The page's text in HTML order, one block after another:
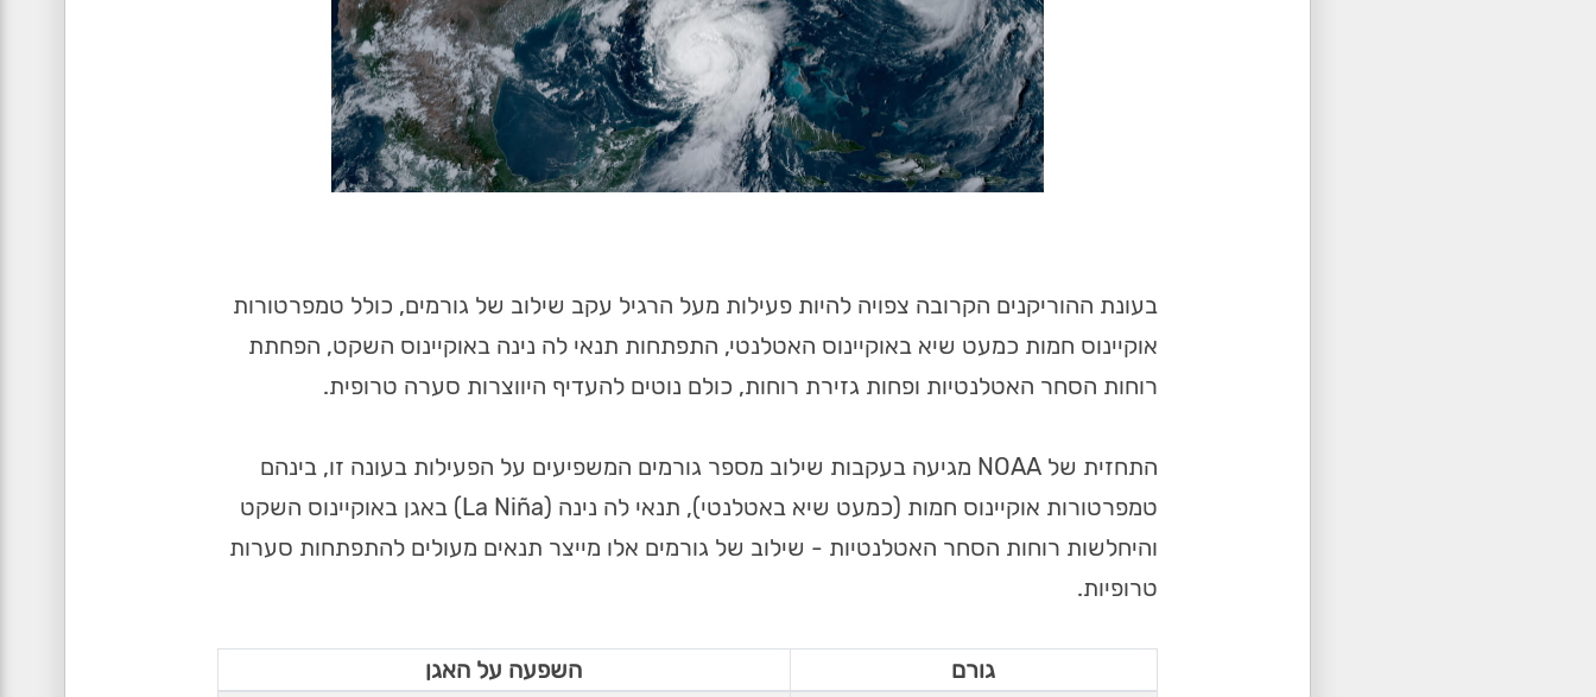
בעונת ההוריקנים הקרובה צפויה להיות פעילות מעל הרגיל עקב שילוב של גורמים, כולל טמפרטורות
אוקיינוס ​​חמות כמעט שיא באוקיינוס ​​האטלנטי, התפתחות תנאי לה נינה באוקיינוס ​​השקט, הפחתת
רוחות הסחר האטלנטיות ופחות גזירת רוחות, כולם נוטים להעדיף היווצרות סערה טרופית.
התחזית של NOAA מגיעה בעקבות שילוב מספר גורמים המשפיעים על הפעילות בעונה זו, בינהם
טמפרטורות אוקיינוס חמות (כמעט שיא באטלנטי), תנאי לה נינה (La Niña) באגן באוקיינוס השקט
והיחלשות רוחות הסחר האטלנטיות - שילוב של גורמים אלו מייצר תנאים מעולים להתפתחות סערות
טרופיות.
גורם
השפעה על האגן